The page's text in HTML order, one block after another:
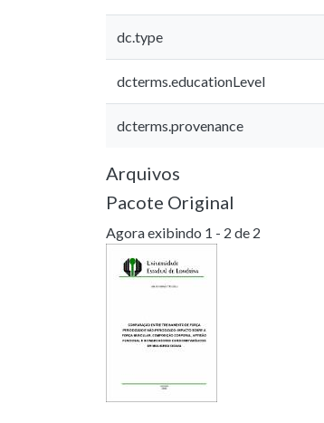
dc.type
dcterms.educationLevel
dcterms.provenance
Arquivos
Pacote Original
Agora exibindo 1 - 2 de 2